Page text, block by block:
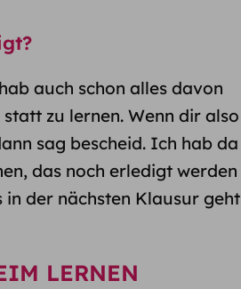
auch schon alles davon
zu lernen. Wenn dir also
sag bescheid. Ich hab da
das noch erledigt werden
der nächsten Klausur geht
LERNEN